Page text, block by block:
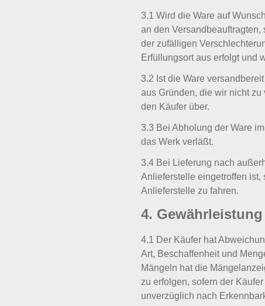
3.1 Wird die Ware auf
an den
der zufälligen
Erfüllungsort aus erfolgt und
3.2 Ist die Ware
aus Gründen, die wir nicht
den Käufer über.
3.3 Bei Abholung der Ware
das Werk verläßt.
3.4 Bei Lieferung nach
Anlieferstelle eingetroffen
Anlieferstelle zu fahren.
4. Gewährleistung
4.1 Der Käufer hat
Art, Beschaffenheit und
Mängeln hat die
zu erfolgen, sofern der
unverzüglich nach